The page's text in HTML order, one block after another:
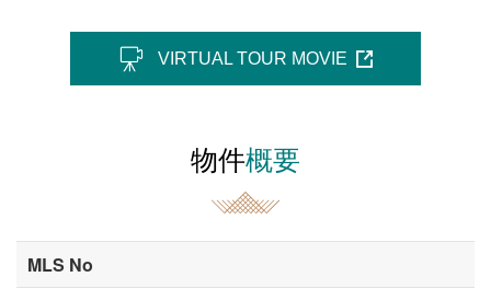
VIRTUAL TOUR MOVIE
物件概要
MLS No